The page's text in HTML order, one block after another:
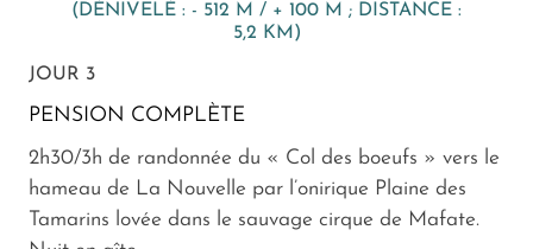
(DÉNIVELÉ : - 512 M / + 100 M ; DISTANCE :
5,2 KM)
JOUR 3
PENSION COMPLÈTE
2h30/3h de randonnée du « Col des boeufs » vers le
hameau de La Nouvelle par l’onirique Plaine des
Tamarins lovée dans le sauvage cirque de Mafate.